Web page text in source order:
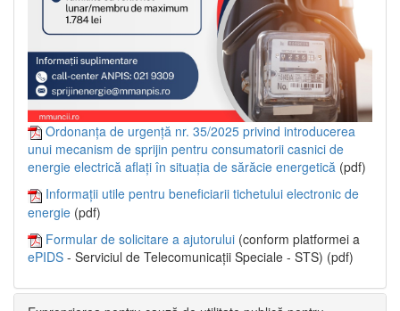
Ordonanța de urgență nr. 35/2025 privind introducerea
unui mecanism de sprijin pentru consumatorii casnici de
energie electrică aflați în situația de sărăcie energetică (pdf)
Informații utile pentru beneficiarii tichetului electronic de
energie (pdf)
Formular de solicitare a ajutorului (conform platformei a
ePIDS - Serviciul de Telecomunicații Speciale - STS) (pdf)